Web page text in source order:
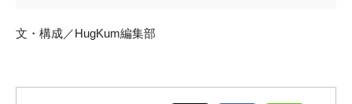
文・構成／HugKum編集部